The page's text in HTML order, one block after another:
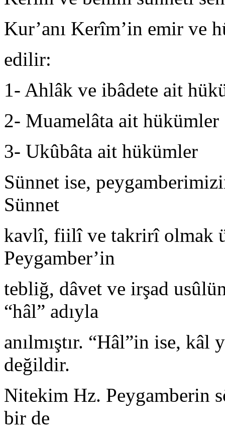
Kur’anı Kerîm’in emir ve
edilir:
1‐ Ahlâk ve ibâdete ait
2‐ Muamelâta ait hükümler
3‐ Ukûbâta ait hükümler
Sünnet ise,
Sünnet
kavlî, fiilî ve takrirî olmak
Peygamber’in
tebliğ, dâvet ve irşad
“hâl” adıyla
anılmıştır. “Hâl”in ise, kâl
değildir.
Nitekim Hz. Peygamberin
bir de